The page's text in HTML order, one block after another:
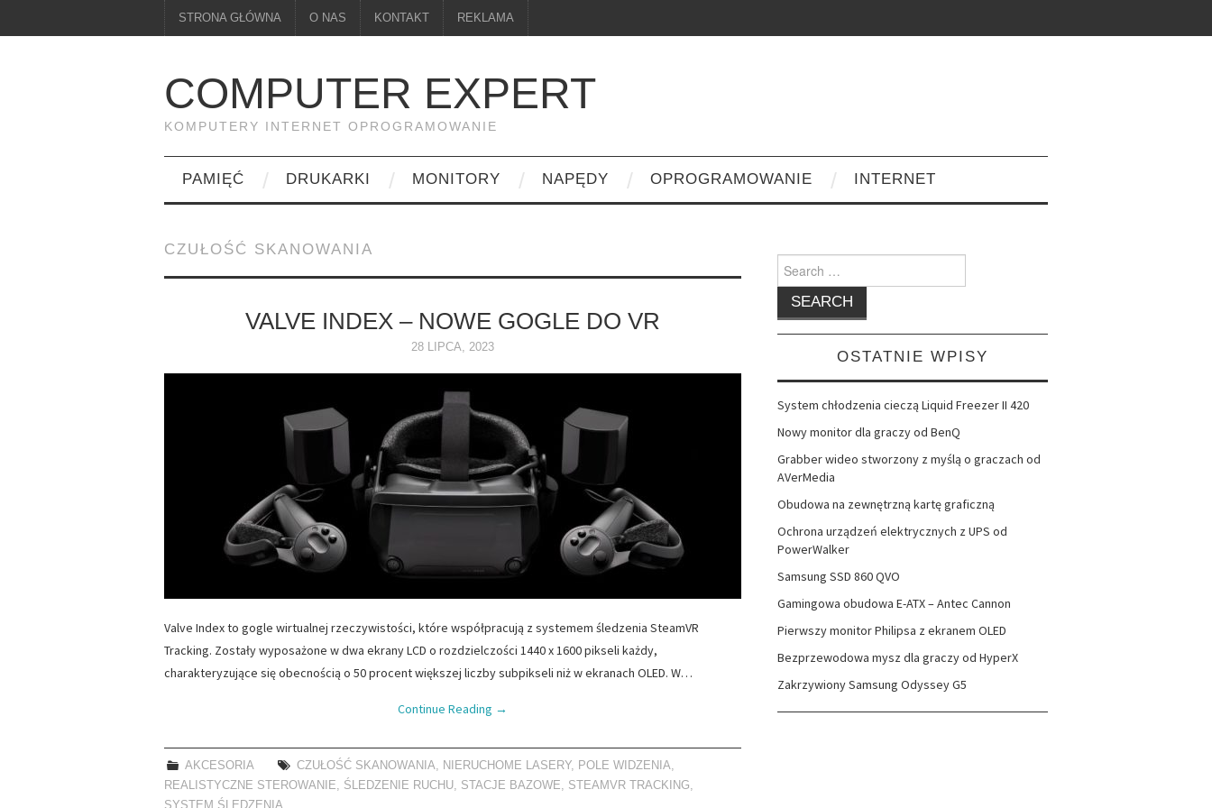
STRONA GŁÓWNA O NAS KONTAKT REKLAMA
COMPUTER EXPERT
KOMPUTERY INTERNET OPROGRAMOWANIE
PAMIĘĆ DRUKARKI MONITORY NAPĘDY OPROGRAMOWANIE INTERNET
CZUŁOŚĆ SKANOWANIA
VALVE INDEX – NOWE GOGLE DO VR
28 LIPCA, 2023
Valve Index to gogle wirtualnej rzeczywistości, które współpracują z systemem śledzenia SteamVR
Tracking. Zostały wyposażone w dwa ekrany LCD o rozdzielczości 1440 x 1600 pikseli każdy,
charakteryzujące się obecnością o 50 procent większej liczby subpikseli niż w ekranach OLED. W…
Continue Reading →
AKCESORIA CZUŁOŚĆ SKANOWANIA NIERUCHOME LASERY, POLE WIDZENIA
REALISTYCZNE STEROWANIE
ŚLEDZENIE RUCHU STACJE BAZOWE STEAMVR TRACKING
SYSTEM ŚLEDZENIA
Search
for:
OSTATNIE WPISY
System chłodzenia cieczą Liquid Freezer II 420
Nowy monitor dla graczy od BenQ
Grabber wideo stworzony z myślą o graczach od
AVerMedia
Obudowa na zewnętrzną kartę graficzną
Ochrona urządzeń elektrycznych z UPS od
PowerWalker
Samsung SSD 860 QVO
Gamingowa obudowa E-ATX – Antec Cannon
Pierwszy monitor Philipsa z ekranem OLED
Bezprzewodowa mysz dla graczy od HyperX
Zakrzywiony Samsung Odyssey G5